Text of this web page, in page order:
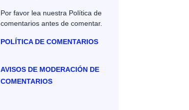
Por favor lea nuestra Política de
comentarios antes de comentar.
POLÍTICA DE COMENTARIOS
AVISOS DE MODERACIÓN DE
COMENTARIOS